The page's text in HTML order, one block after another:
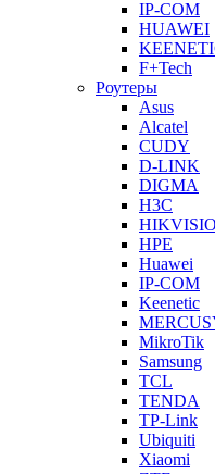
IP-COM
HUAWEI
F+Tech
Роутеры
Asus
Alcatel
CUDY
D-LINK
DIGMA
H3C
HPE
Huawei
IP-COM
Keenetic
MikroTik
Samsung
TCL
TENDA
TP-Link
Ubiquiti
Xiaomi